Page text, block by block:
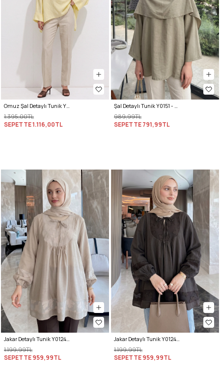
Omuz Şal Detaylı Tunik Y0156 - AÇIK SARI
1.395,00TL
SEPETTE1.116,00TL
Şal Detaylı Tunik Y0151 - AÇIK HAKİ
989,99TL
SEPETTE791,99TL
Jakar Detaylı Tunik Y0124 - TAŞ RENGİ
1.199,99TL
SEPETTE959,99TL
Jakar Detaylı Tunik Y0124 - ACI KAHVE
1.199,99TL
SEPETTE959,99TL